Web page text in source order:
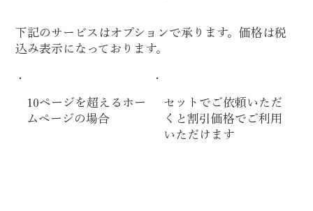
下記のサービスはオプションで承ります。価格は税
込み表示になっております。
10ページを超えるホー
ムページの場合
セットでご依頼いただ
くと割引価格でご利用
いただけます